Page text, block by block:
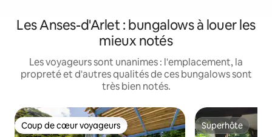
Les Anses-d'Arlet : bungalows à louer les
mieux notés
Les voyageurs sont unanimes : l'emplacement, la
propreté et d'autres qualités de ces bungalows sont
très bien notés.
Coup de cœur voyageurs
Coup de cœur voyageurs Superhôte
Superhôte